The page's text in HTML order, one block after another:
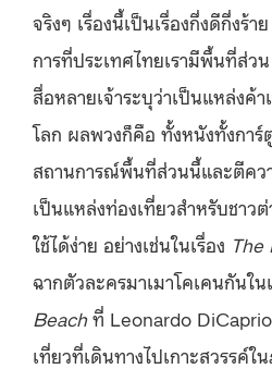
จริงๆ เรื่องนี้เป็นเรื่องกึ่งดีกึ่งร้
การที่ประเทศไทยเรามีพื้นที่ส่ว
สื่อหลายเจ้าระบุว่าเป็นแหล่งค้
โลก ผลพวงก็คือ ทั้งหนังทั้งการ์
สถานการณ์พื้นที่ส่วนนี้และตีคว
เป็นแหล่งท่องเที่ยวสำหรับชาว
ใช้ได้ง่าย อย่างเช่นในเรื่อง The
ฉากตัวละครมาเมาโคเคนกันใน
Beachที่ Leonardo
เที่ยวที่เดินทางไปเกาะสวรรค์ใ